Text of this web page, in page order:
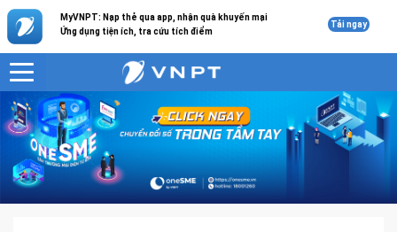
MyVNPT: Nạp thẻ qua app, nhận quà khuyến mại
Ứng dụng tiện ích, tra cứu tích điểm
Tải ngay
VNPT
Sản phẩm - Dịch vụ
Dịch vụ Giám sát từ xa qua mạng Internet VNPT CAM